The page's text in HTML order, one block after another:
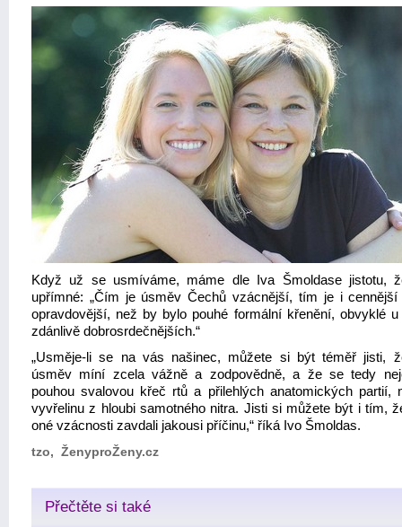
Když už se usmíváme, máme dle Iva Šmoldase jistotu,
upřímné: „Čím je úsměv Čechů vzácnější, tím je i
opravdovější, než by bylo pouhé formální křenění, obvyklé u
zdánlivě dobrosrdečnějších.“
„Usměje-li se na vás našinec, můžete si být téměř jisti,
úsměv míní zcela vážně a zodpovědně, a že se tedy
pouhou svalovou křeč rtů a přilehlých anatomických partií,
vyvřelinu z hloubi samotného nitra. Jisti si můžete být i tím,
oné vzácnosti zavdali jakousi příčinu,“ říká Ivo Šmoldas.
tzo, ŽenyproŽeny.cz
Přečtěte si také